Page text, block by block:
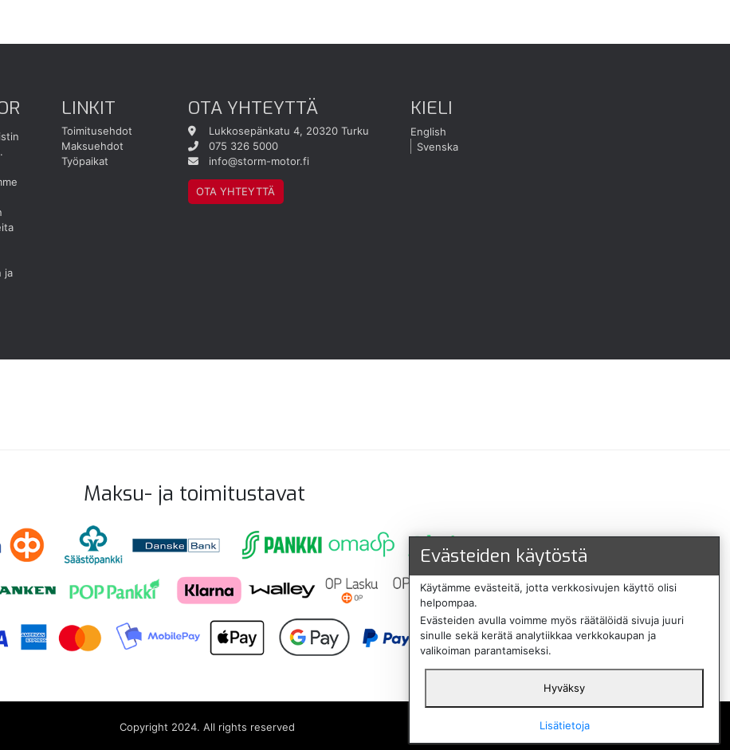
ja
LINKIT
Toimitusehdot
Maksuehdot
Työpaikat
OTA YHTEYTTÄ
Lukkosepänkatu 4, 20320 Turku
075 326 5000
info@storm-motor.fi
OTA YHTEYTTÄ
KIELI
English
Svenska
Maksu- ja toimitustavat
Copyright 2024. All rights reserved
Svenska
Evästeiden käytöstä
Käytämme evästeitä, jotta verkkosivujen käyttö olisi
helpompaa.
Evästeiden avulla voimme myös räätälöidä sivuja juuri
sinulle sekä kerätä analytiikkaa verkkokaupan ja
valikoiman parantamiseksi.
Hyväksy
Lisätietoja